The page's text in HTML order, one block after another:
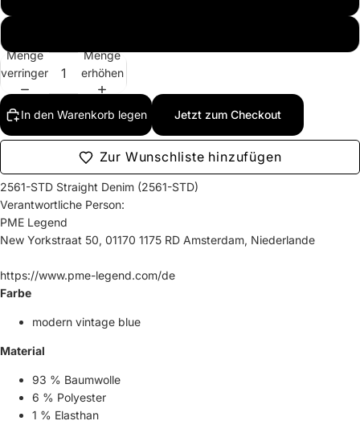
Menge
verringern
Menge
erhöhen
In den Warenkorb legen Jetzt zum Checkout
Zur Wunschliste hinzufügen
2561-STD Straight Denim (2561-STD)
Verantwortliche Person:
PME Legend
New Yorkstraat 50, 01170 1175 RD Amsterdam, Niederlande
https://www.pme-legend.com/de
Farbe
modern vintage blue
Material
93 % Baumwolle
6 % Polyester
1 % Elasthan